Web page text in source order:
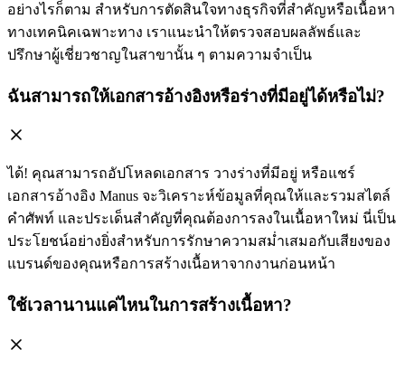
อย่างไรก็ตาม สำหรับการตัดสินใจทางธุรกิจที่สำคัญหรือเนื้อหา
ทางเทคนิคเฉพาะทาง เราแนะนำให้ตรวจสอบผลลัพธ์และ
ปรึกษาผู้เชี่ยวชาญในสาขานั้น ๆ ตามความจำเป็น
ฉันสามารถให้เอกสารอ้างอิงหรือร่างที่มีอยู่ได้หรือไม่?
ได้! คุณสามารถอัปโหลดเอกสาร วางร่างที่มีอยู่ หรือแชร์
เอกสารอ้างอิง Manus จะวิเคราะห์ข้อมูลที่คุณให้และรวมสไตล์
คำศัพท์ และประเด็นสำคัญที่คุณต้องการลงในเนื้อหาใหม่ นี่เป็น
ประโยชน์อย่างยิ่งสำหรับการรักษาความสม่ำเสมอกับเสียงของ
แบรนด์ของคุณหรือการสร้างเนื้อหาจากงานก่อนหน้า
ใช้เวลานานแค่ไหนในการสร้างเนื้อหา?